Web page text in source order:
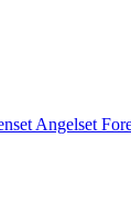
Angelset